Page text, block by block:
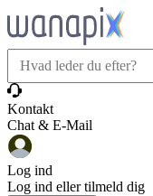
Kontakt
Chat & E-Mail
Log ind
Log ind eller tilmeld dig